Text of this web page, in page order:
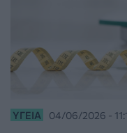
ΥΓΕΊΑ 04/06/2026 -